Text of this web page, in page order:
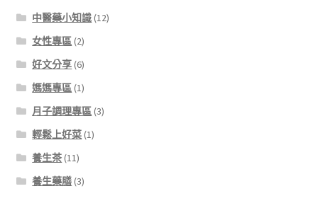
中醫藥小知識 (12)
女性專區 (2)
好文分享 (6)
媽媽專區 (1)
月子調理專區 (3)
輕鬆上好菜 (1)
養生茶 (11)
養生藥膳 (3)